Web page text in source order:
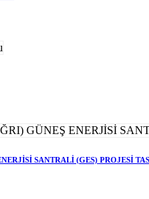
SANTRALİ (GES) PROJESİ